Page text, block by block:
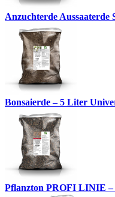
Anzuchterde
Bonsaierde – 5 Liter
Pflanzton PROFI LINIE